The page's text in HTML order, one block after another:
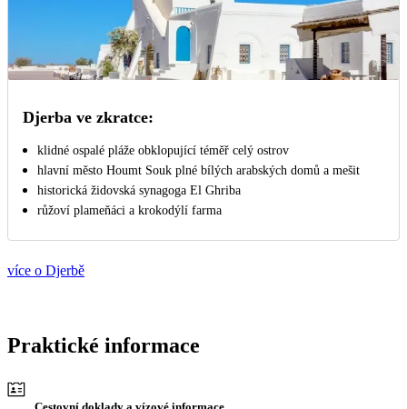
Djerba ve zkratce:
klidné ospalé pláže obklopující téměř celý ostrov
hlavní město Houmt Souk plné bílých arabských domů a mešit
historická židovská synagoga El Ghriba
růžoví plameňáci a krokodýlí farma
více o Djerbě
Praktické informace